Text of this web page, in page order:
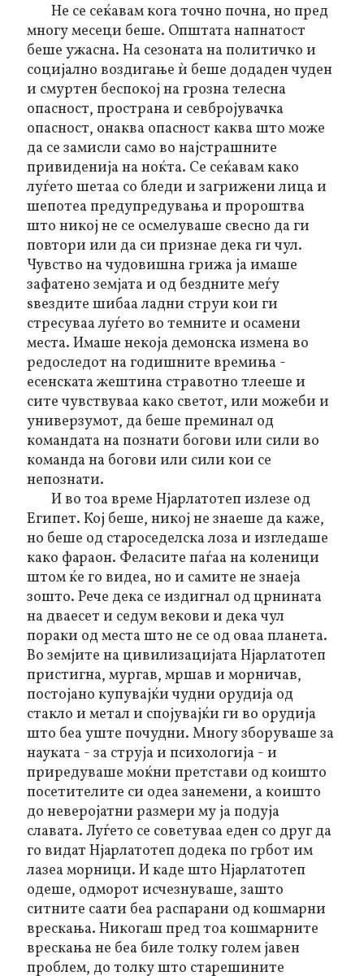
Не се сеќавам кога точно почна, но пред
многу месеци беше. Општата напнатост
беше ужасна. На сезоната на политичко и
социјално воздигање ѝ беше додаден чуден
и смуртен беспокој на грозна телесна
опасност, пространа и севбројувачка
опасност, онаква опасност каква што може
да се замисли само во најстрашните
привиденија на ноќта. Се сеќавам како
луѓето шетаа со бледи и загрижени лица и
шепотеа предупредувања и пророштва
што никој не се осмелуваше свесно да ги
повтори или да си признае дека ги чул.
Чувство на чудовишна грижа ја имаше
зафатено земјата и од бездните меѓу
ѕвездите шибаа ладни струи кои ги
стресуваа луѓето во темните и осамени
места. Имаше некоја демонска измена во
редоследот на годишните времиња -
есенската жештина стравотно тлееше и
сите чувствуваа како светот, или можеби и
универзумот, да беше преминал од
командата на познати богови или сили во
команда на богови или сили кои се
непознати.
И во тоа време Нјарлатотеп излезе од
Египет. Кој беше, никој не знаеше да каже,
но беше од староседелска лоза и изгледаше
како фараон. Феласите паѓаа на коленици
штом ќе го видеа, но и самите не знаеја
зошто. Рече дека се издигнал од црнината
на дваесет и седум векови и дека чул
пораки од места што не се од оваа планета.
Во земјите на цивилизацијата Нјарлатотеп
пристигна, мургав, мршав и морничав,
постојано купувајќи чудни орудија од
стакло и метал и спојувајќи ги во орудија
што беа уште почудни. Многу зборуваше за
науката - за струја и психологија - и
приредуваше моќни претстави од коишто
посетителите си одеа занемени, а коишто
до неверојатни размери му ја подуја
славата. Луѓето се советуваа еден со друг да
го видат Нјарлатотеп додека по грбот им
лазеа морници. И каде што Нјарлатотеп
одеше, одморот исчезнуваше, зашто
ситните саати беа распарани од кошмарни
врескања. Никогаш пред тоа кошмарните
врескања не беа биле толку голем јавен
проблем, до толку што старешините